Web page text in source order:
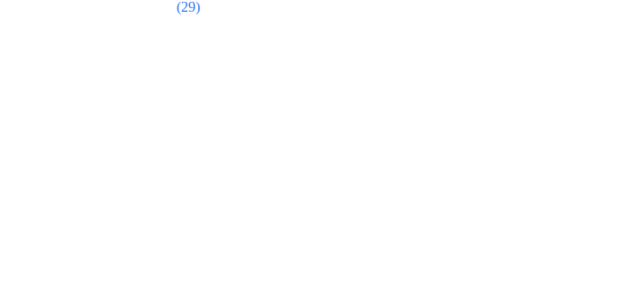
(29)